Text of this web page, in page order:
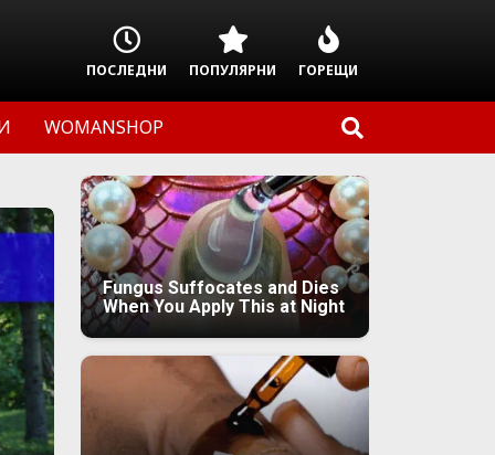
ПОСЛЕДНИ ПОПУЛЯРНИ ГОРЕЩИ
WOMANSHOP
Fungus Suffocates and Dies
When You Apply This at Night